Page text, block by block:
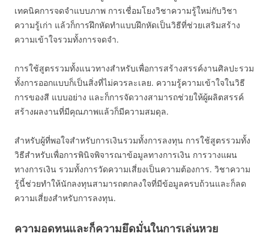
เทคนิคการจดจำแบบภาพ การเชื่อมโยงวิชาความรู้ใหม่กับวิชา
ความรู้เก่า แล้วก็การฝึกหัดทำแบบฝึกหัดเป็นวิธีที่ช่วยเสริมสร้าง
ความเข้าใจรวมทั้งการจดจำ.
การใช้สูตรรวมทั้งแนวทางสำหรับเพื่อการสร้างสรรค์งานศิลปะรวม
ทั้งการออกแบบก็เป็นสิ่งที่ไม่ควรละเลย. ความรู้ความเข้าใจในวิธี
การของสี แบบอย่าง และก็การจัดวางสามารถช่วยให้ผู้ผลิตสรรค์
สร้างผลงานที่มีคุณภาพแล้วก็มีความสมดุล.
สำหรับผู้ที่พอใจสำหรับการเงินรวมทั้งการลงทุน การใช้สูตรรวมทั้ง
วิธีสำหรับเพื่อการพินิจพิจารณาข้อมูลทางการเงิน การวางแผน
ทางการเงิน รวมทั้งการวัดความเสี่ยงเป็นความต้องการ. วิชาความ
รู้นี้ช่วยทำให้นักลงทุนสามารถตกลงใจที่มีข้อมูลครบถ้วนและก็ลด
ความเสี่ยงสำหรับการลงทุน.
ความอดทนและก็ความยึดมั่นในการเล่นหวย